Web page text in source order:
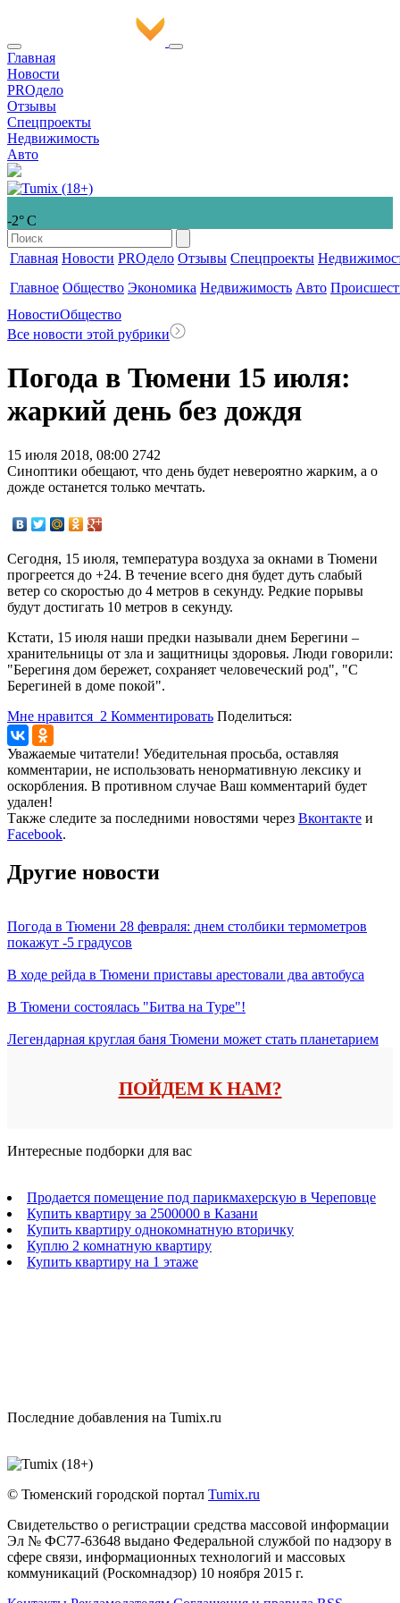
Главная
Новости
PROдело
Отзывы
Спецпроекты
Недвижимость
Авто
-2° С
Главная Новости PROдело Отзывы Спецпроекты
Главное Общество Экономика Недвижимость Авто
НовостиОбщество
Все новости этой рубрики
Погода в Тюмени 15 июля:
жаркий день без дождя
15 июля 2018, 08:00 2742
Синоптики обещают, что день будет невероятно жарким, а о
дожде останется только мечтать.
Сегодня, 15 июля, температура воздуха за окнами в Тюмени
прогреется до +24. В течение всего дня будет дуть слабый
ветер со скоростью до 4 метров в секунду. Редкие порывы
будут достигать 10 метров в секунду.
Кстати, 15 июля наши предки называли днем Берегини –
хранительницы от зла и защитницы здоровья. Люди говорили:
"Берегиня дом бережет, сохраняет человеческий род", "С
Берегиней в доме покой".
Мне нравится 2 Комментировать Поделиться:
Уважаемые читатели! Убедительная просьба, оставляя
комментарии, не использовать ненормативную лексику и
оскорбления. В противном случае Ваш комментарий будет
удален!
Также следите за последними новостями через Вконтакте и
Facebook.
Другие новости
Погода в Тюмени 28 февраля: днем столбики термометров
покажут -5 градусов
В ходе рейда в Тюмени приставы арестовали два автобуса
В Тюмени состоялась "Битва на Туре"!
Легендарная круглая баня Тюмени может стать планетарием
ПОЙДЕМ К НАМ?
Интересные подборки для вас
Продается помещение под парикмахерскую в Череповце
Купить квартиру за 2500000 в Казани
Купить квартиру однокомнатную вторичку
Куплю 2 комнатную квартиру
Купить квартиру на 1 этаже
Последние добавления на Tumix.ru
© Тюменский городской портал Tumix.ru
Свидетельство о регистрации средства массовой информации
Эл № ФС77-63648 выдано Федеральной службой по надзору в
сфере связи, информационных технологий и массовых
коммуникаций (Роскомнадзор) 10 ноября 2015 г.